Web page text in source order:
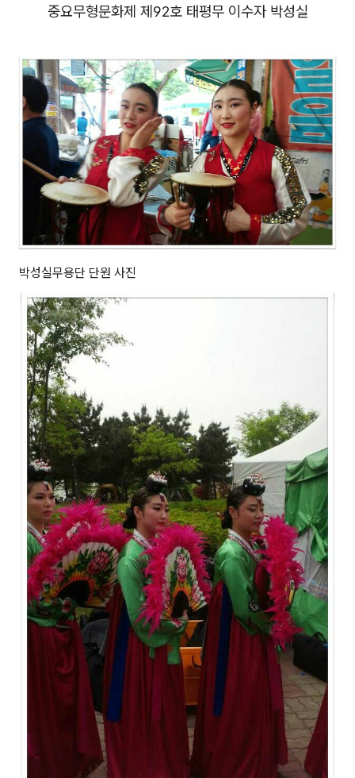
중요무형문화제 제92호 태평무 이수자 박성실
박성실무용단 단원 사진